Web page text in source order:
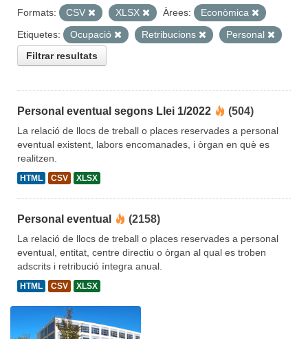
Formats:
CSV XLSX Àrees:
Econòmica
Etiquetes:
Ocupació Retribucions
Personal
Filtrar resultats
Personal eventual segons Llei 1/2022 (504)
La relació de llocs de treball o places reservades a personal
eventual existent, labors encomanades, i òrgan en què es
realitzen.
HTML CSV XLSX
Personal eventual (2158)
La relació de llocs de treball o places reservades a personal
eventual, entitat, centre directiu o òrgan al qual es troben
adscrits i retribució íntegra anual.
HTML CSV XLSX